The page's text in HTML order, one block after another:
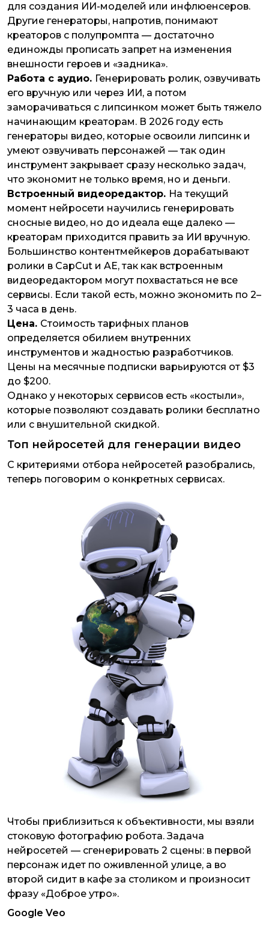
для создания ИИ-моделей или инфлюенсеров.
Другие генераторы, напротив, понимают
креаторов с полупромпта — достаточно
единожды прописать запрет на изменения
внешности героев и «задника».
Работа с аудио. Генерировать ролик, озвучивать
его вручную или через ИИ, а потом
заморачиваться с липсинком может быть тяжело
начинающим креаторам. В 2026 году есть
генераторы видео, которые освоили липсинк и
умеют озвучивать персонажей — так один
инструмент закрывает сразу несколько задач,
что экономит не только время, но и деньги.
Встроенный видеоредактор. На текущий
момент нейросети научились генерировать
сносные видео, но до идеала еще далеко —
креаторам приходится править за ИИ вручную.
Большинство контентмейкеров дорабатывают
ролики в CapCut и AE, так как встроенным
видеоредактором могут похвастаться не все
сервисы. Если такой есть, можно экономить по 2–
3 часа в день.
Цена. Стоимость тарифных планов
определяется обилием внутренних
инструментов и жадностью разработчиков.
Цены на месячные подписки варьируются от $3
до $200.
Однако у некоторых сервисов есть «костыли»,
которые позволяют создавать ролики бесплатно
или с внушительной скидкой.
Топ нейросетей для генерации видео
С критериями отбора нейросетей разобрались,
теперь поговорим о конкретных сервисах.
Чтобы приблизиться к объективности, мы взяли
стоковую фотографию робота. Задача
нейросетей — сгенерировать 2 сцены: в первой
персонаж идет по оживленной улице, а во
второй сидит в кафе за столиком и произносит
фразу «Доброе утро».
Google Veo